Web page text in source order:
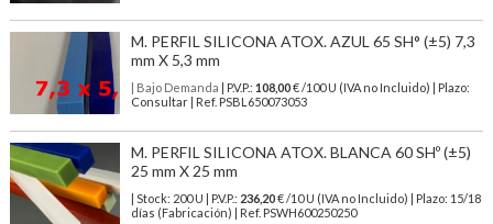
M. PERFIL SILICONA ATOX. AZUL 65 SH° (±5) 7,3
mm X 5,3 mm
| Bajo Demanda | P.V.P.: 108,00€ /100 U (IVA no Incluido) | Plazo:
Consultar | Ref. PSBL650073053
M. PERFIL SILICONA ATOX. BLANCA 60 SHº (±5)
25 mm X 25 mm
| Stock: 200 U | P.V.P.: 236,20€/10 U (IVA no Incluido)
| Plazo: 15/18
días (Fabricación) | Ref. PSWH600250250